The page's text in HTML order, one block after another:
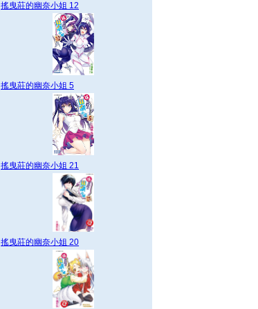
搖曳莊的幽奈小姐 12
搖曳莊的幽奈小姐 5
搖曳莊的幽奈小姐 21
搖曳莊的幽奈小姐 20